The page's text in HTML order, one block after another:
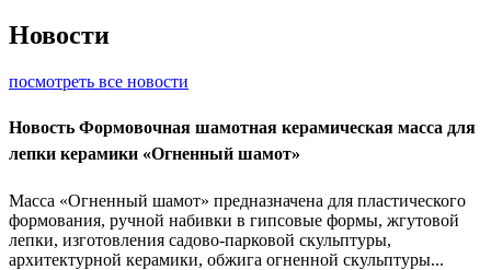
Новости
посмотреть все новости
Новость Формовочная шамотная керамическая масса для
лепки керамики «Огненный шамот»
Масса «Огненный шамот» предназначена для пластического
формования, ручной набивки в гипсовые формы, жгутовой
лепки, изготовления садово-парковой скульптуры,
архитектурной керамики, обжига огненной скульптуры...